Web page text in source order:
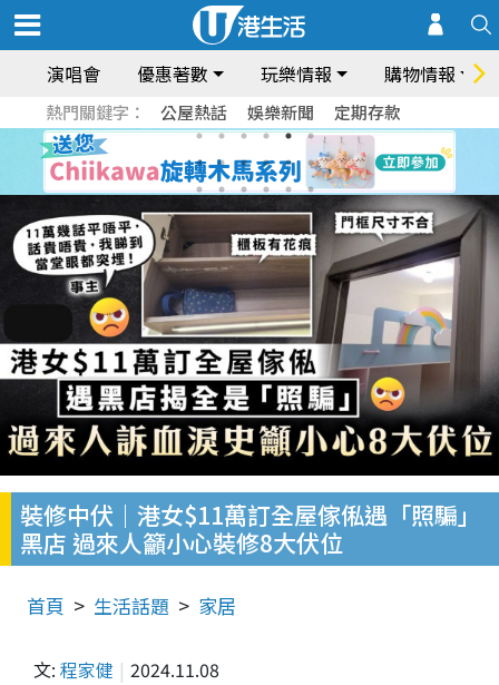
演唱會 優惠著數 玩樂情報 購物情報
熱門關鍵字： 公屋熱話 娛樂新聞 定期存款
裝修中伏｜港女$11萬訂全屋傢俬遇「照騙」
黑店 過來人籲小心裝修8大伏位
首頁 生活話題 家居
文: 程家健 2024.11.08